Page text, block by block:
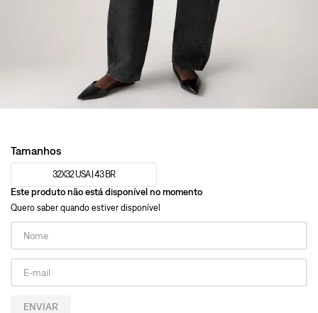
Tamanhos
32X32 USA | 43 BR
Este produto não está disponível no momento
Quero saber quando estiver disponível
ENVIAR